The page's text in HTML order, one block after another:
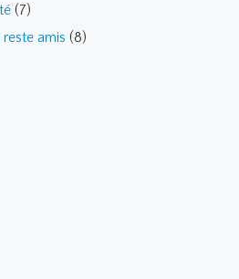
(7)
amis (8)